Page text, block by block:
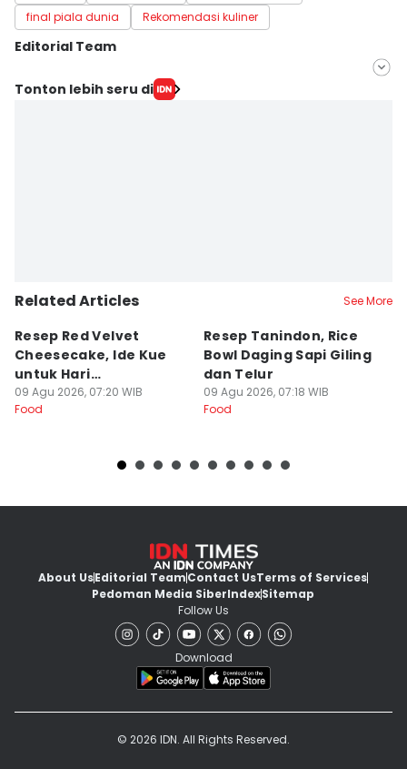
final piala dunia
Rekomendasi kuliner
Editorial Team
Editor
Tonton lebih seru di
Related Articles See More
Resep Red Velvet
Cheesecake, Ide Kue
untuk Hari
Kemerdekaan RI
09 Agu 2026, 07:20 WIB
Food
Resep Tanindon, Rice
Bowl Daging Sapi Giling
dan Telur
09 Agu 2026, 07:18 WIB
Food
About UsEditorial TeamContact UsTerms of Services
Pedoman Media SiberIndexSitemap
Follow Us
Download
© 2026 IDN. All Rights Reserved.